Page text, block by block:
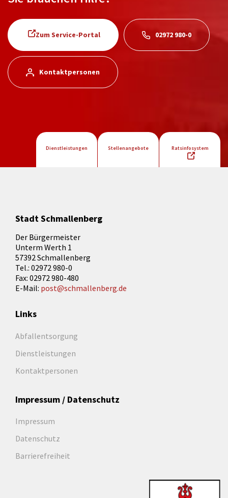
Zum Service-Portal 02972 980-0
Kontaktpersonen
Dienstleistungen Stellenangebote Ratsinfosystem
Stadt Schmallenberg
Der Bürgermeister
Unterm Werth 1
57392 Schmallenberg
Tel.: 02972 980-0
Fax: 02972 980-480
E-Mail: post@schmallenberg.de
Links
Abfallentsorgung
Dienstleistungen
Kontaktpersonen
Impressum / Datenschutz
Impressum
Datenschutz
Barrierefreiheit